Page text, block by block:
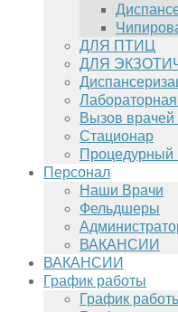
ДЛЯ ПТИЦ
ДЛЯ
Лабораторная
Вызов врачей
Стационар
Процедурный
Персонал
Наши Врачи
Фельдшеры
ВАКАНСИИ
ВАКАНСИИ
График работы
График